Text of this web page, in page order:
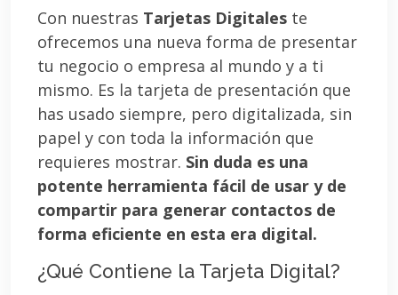
Con nuestras Tarjetas Digitales te
ofrecemos una nueva forma de presentar
tu negocio o empresa al mundo y a ti
mismo. Es la tarjeta de presentación que
has usado siempre, pero digitalizada, sin
papel y con toda la información que
requieres mostrar. Sin duda es una
potente herramienta fácil de usar y de
compartir para generar contactos de
forma eficiente en esta era digital.
¿Qué Contiene la Tarjeta Digital?